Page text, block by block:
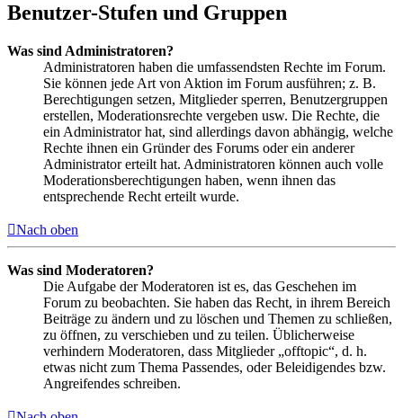
Benutzer-Stufen und Gruppen
Was sind Administratoren?
Administratoren haben die umfassendsten Rechte im Forum.
Sie können jede Art von Aktion im Forum ausführen; z. B.
Berechtigungen setzen, Mitglieder sperren, Benutzergruppen
erstellen, Moderationsrechte vergeben usw. Die Rechte, die
ein Administrator hat, sind allerdings davon abhängig, welche
Rechte ihnen ein Gründer des Forums oder ein anderer
Administrator erteilt hat. Administratoren können auch volle
Moderationsberechtigungen haben, wenn ihnen das
entsprechende Recht erteilt wurde.
Nach oben
Was sind Moderatoren?
Die Aufgabe der Moderatoren ist es, das Geschehen im
Forum zu beobachten. Sie haben das Recht, in ihrem Bereich
Beiträge zu ändern und zu löschen und Themen zu schließen,
zu öffnen, zu verschieben und zu teilen. Üblicherweise
verhindern Moderatoren, dass Mitglieder „offtopic“, d. h.
etwas nicht zum Thema Passendes, oder Beleidigendes bzw.
Angreifendes schreiben.